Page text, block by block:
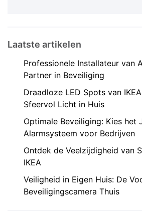
Laatste artikelen
Professionele Installateur van
Partner in Beveiliging
Draadloze LED Spots van
Sfeervol Licht in Huis
Optimale Beveiliging: Kies het
Alarmsysteem voor Bedrijven
Ontdek de Veelzijdigheid van
IKEA
Veiligheid in Eigen Huis: De
Beveiligingscamera Thuis